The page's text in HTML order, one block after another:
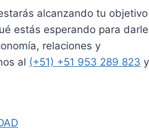
alcanzando tu objetivo
estás esperando para darle
relaciones y
al (+51) +51 953 289 823 y